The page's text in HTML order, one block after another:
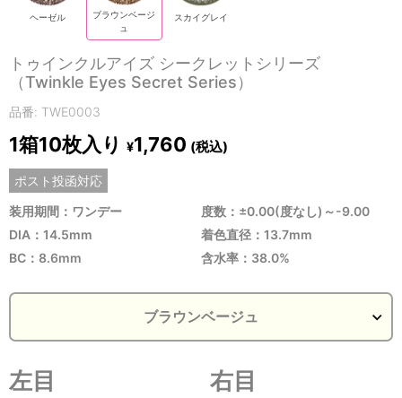
ヘーゼル
ブラウンベージ
ュ
スカイグレイ
トゥインクルアイズ シークレットシリーズ
（Twinkle Eyes Secret Series）
品番: TWE0003
1箱10枚入り ¥1,760 (税込)
ポスト投函対応
装用期間：ワンデー
度数：±0.00(度なし)～-9.00
DIA：14.5mm
着色直径：13.7mm
BC：8.6mm
含水率：38.0%
左目 右目